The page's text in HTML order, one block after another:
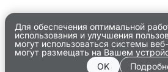
Для обеспечения оптимальной
использования и улучшения
могут использоваться системы
могут размещать на Вашем
OK